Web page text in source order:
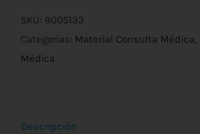
(Pack
10u)
SKU: 9005133
Categorías: Material Consulta Médica,
Médica
Descripción